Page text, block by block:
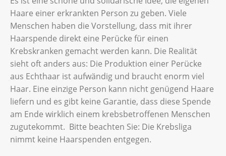
Haare einer erkrankten Person zu geben. Viele
Menschen haben die Vorstellung, dass mit ihrer
Haarspende direkt eine Perücke für einen
Krebskranken gemacht werden kann. Die Realität
sieht oft anders aus: Die Produktion einer Perücke
aus Echthaar ist aufwändig und braucht enorm viel
Haar. Eine einzige Person kann nicht genügend Haare
liefern und es gibt keine Garantie, dass diese Spende
am Ende wirklich einem krebsbetroffenen Menschen
zugutekommt. Bitte beachten Sie: Die Krebsliga
nimmt keine Haarspenden entgegen.